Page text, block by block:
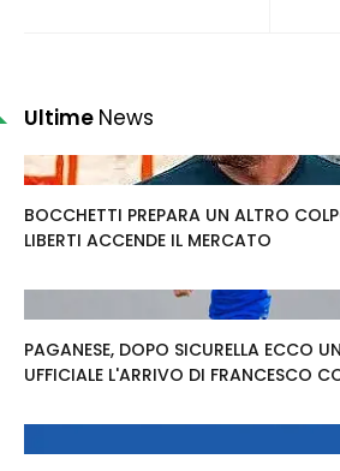
Ultime News
BOCCHETTI PREPARA UN ALTRO
LIBERTI ACCENDE IL MERCATO
PAGANESE, DOPO SICURELLA ECCO
UFFICIALE L'ARRIVO DI FRANCESCO